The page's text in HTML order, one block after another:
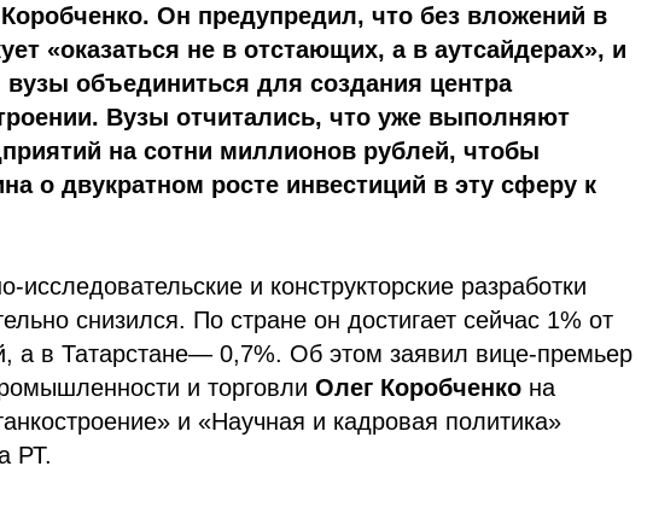
Он предупредил, что без вложений в
«оказаться не в отстающих, а в аутсайдерах», и
объединиться для создания центра
Вузы отчитались, что уже выполняют
на сотни миллионов рублей, чтобы
о двукратном росте инвестиций в эту сферу к
и конструкторские разработки
снизился. По стране он достигает сейчас 1% от
а в Татарстане— 0,7%. Об этом заявил вице-премьер
и торговли Олег Коробченко на
и «Научная и кадровая политика»
РТ.